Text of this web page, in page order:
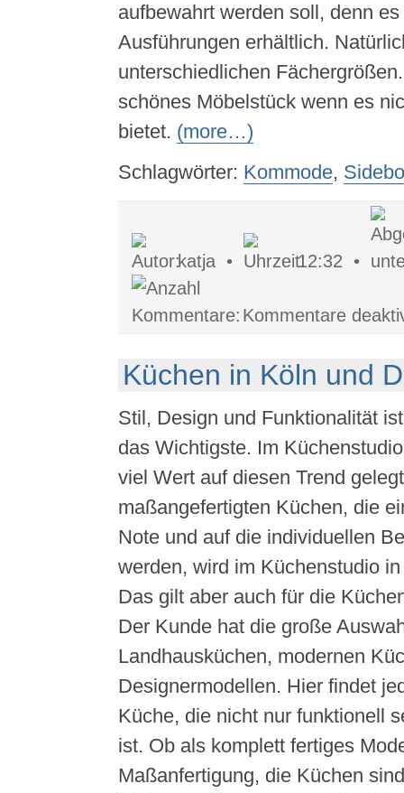
aufbewahrt werden soll, denn
Ausführungen erhältlich.
unterschiedlichen
schönes Möbelstück wenn es
bietet. (more…)
Schlagwörter: Kommode,
katja • 12:32 •
Kommentare
Küchen in Köln und
Stil, Design und Funktionalität
das Wichtigste. Im
viel Wert auf diesen Trend
maßangefertigten Küchen, die
Note und auf die individuellen
werden, wird im Küchenstudio
Das gilt aber auch für die
Der Kunde hat die große
Landhausküchen, modernen
Designermodellen. Hier findet
Küche, die nicht nur funktionell
ist. Ob als komplett fertiges
Maßanfertigung, die Küchen